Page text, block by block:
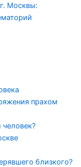
Москвы:
прахом
близкого?